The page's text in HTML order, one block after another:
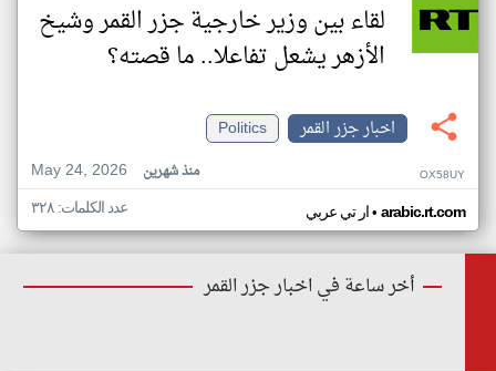
لقاء بين وزير خارجية جزر القمر وشيخ
الأزهر يشعل تفاعلا.. ما قصته؟
اخبار جزر القمر
Politics
May 24, 2026
منذ شهرين OX58UY
ار تي عربي• arabic.rt.com عدد الكلمات: ٣٢٨
أخر ساعة في اخبار جزر القمر